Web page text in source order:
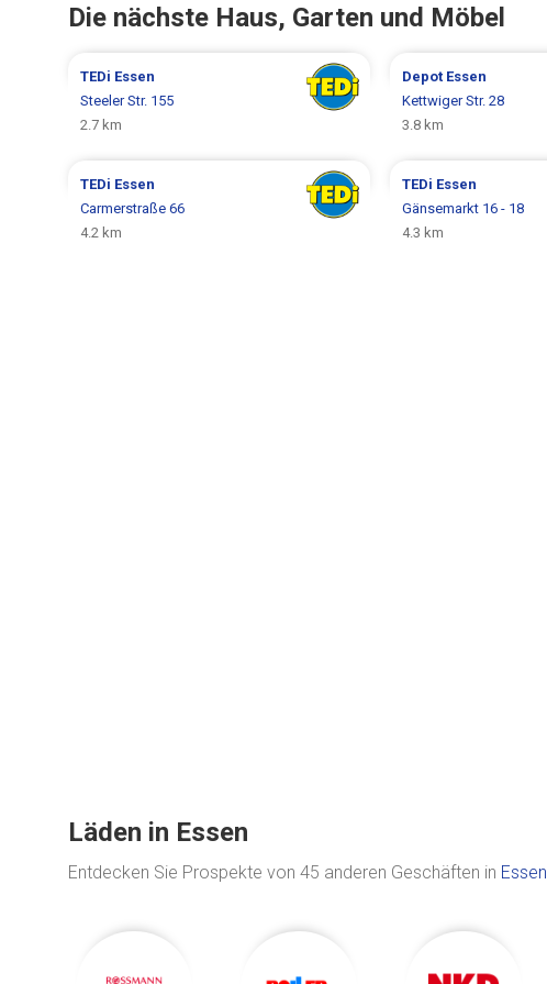
Die nächste Haus, Garten und Möbel
TEDi Essen
Steeler Str. 155
2.7 km
Depot Essen
Kettwiger Str. 28
3.8 km
TEDi Essen
Carmerstraße 66
4.2 km
TEDi Essen
Gänsemarkt 16 - 18
4.3 km
Läden in Essen
Entdecken Sie Prospekte von 45 anderen Geschäften in Essen